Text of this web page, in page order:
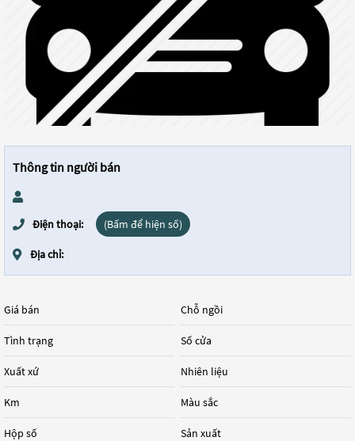
Thông tin người bán
Điện thoại: (Bấm để hiện số)
Địa chỉ:
Giá bán
Tình trạng
Xuất xứ
Km
Hộp số
Chỗ ngồi
Số cửa
Nhiên liệu
Màu sắc
Sản xuất